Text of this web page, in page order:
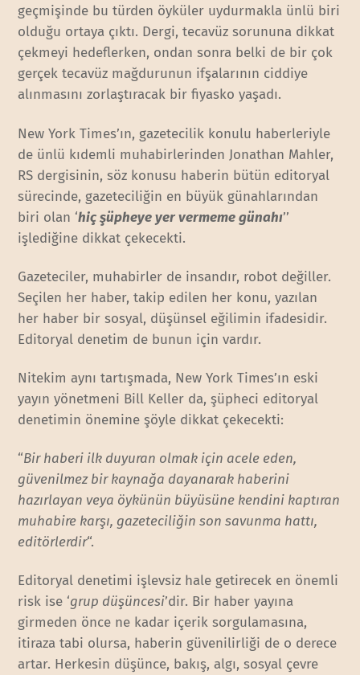
geçmişinde bu türden öyküler uydurmakla ünlü biri
olduğu ortaya çıktı. Dergi, tecavüz sorununa dikkat
çekmeyi hedeflerken, ondan sonra belki de bir çok
gerçek tecavüz mağdurunun ifşalarının ciddiye
alınmasını zorlaştıracak bir fiyasko yaşadı.
New York Times’ın, gazetecilik konulu haberleriyle
de ünlü kıdemli muhabirlerinden Jonathan Mahler,
RS dergisinin, söz konusu haberin bütün editoryal
sürecinde, gazeteciliğin en büyük günahlarından
biri olan ‘hiç şüpheye yer vermeme günahı’’
işlediğine dikkat çekecekti.
Gazeteciler, muhabirler de insandır, robot değiller.
Seçilen her haber, takip edilen her konu, yazılan
her haber bir sosyal, düşünsel eğilimin ifadesidir.
Editoryal denetim de bunun için vardır.
Nitekim aynı tartışmada, New York Times’ın eski
yayın yönetmeni Bill Keller da, şüpheci editoryal
denetimin önemine şöyle dikkat çekecekti:
“Bir haberi ilk duyuran olmak için acele eden,
güvenilmez bir kaynağa dayanarak haberini
hazırlayan veya öykünün büyüsüne kendini kaptıran
muhabire karşı, gazeteciliğin son savunma hattı,
editörlerdir“.
Editoryal denetimi işlevsiz hale getirecek en önemli
risk ise ‘grup düşüncesi’dir. Bir haber yayına
girmeden önce ne kadar içerik sorgulamasına,
itiraza tabi olursa, haberin güvenilirliği de o derece
artar. Herkesin düşünce, bakış, algı, sosyal çevre